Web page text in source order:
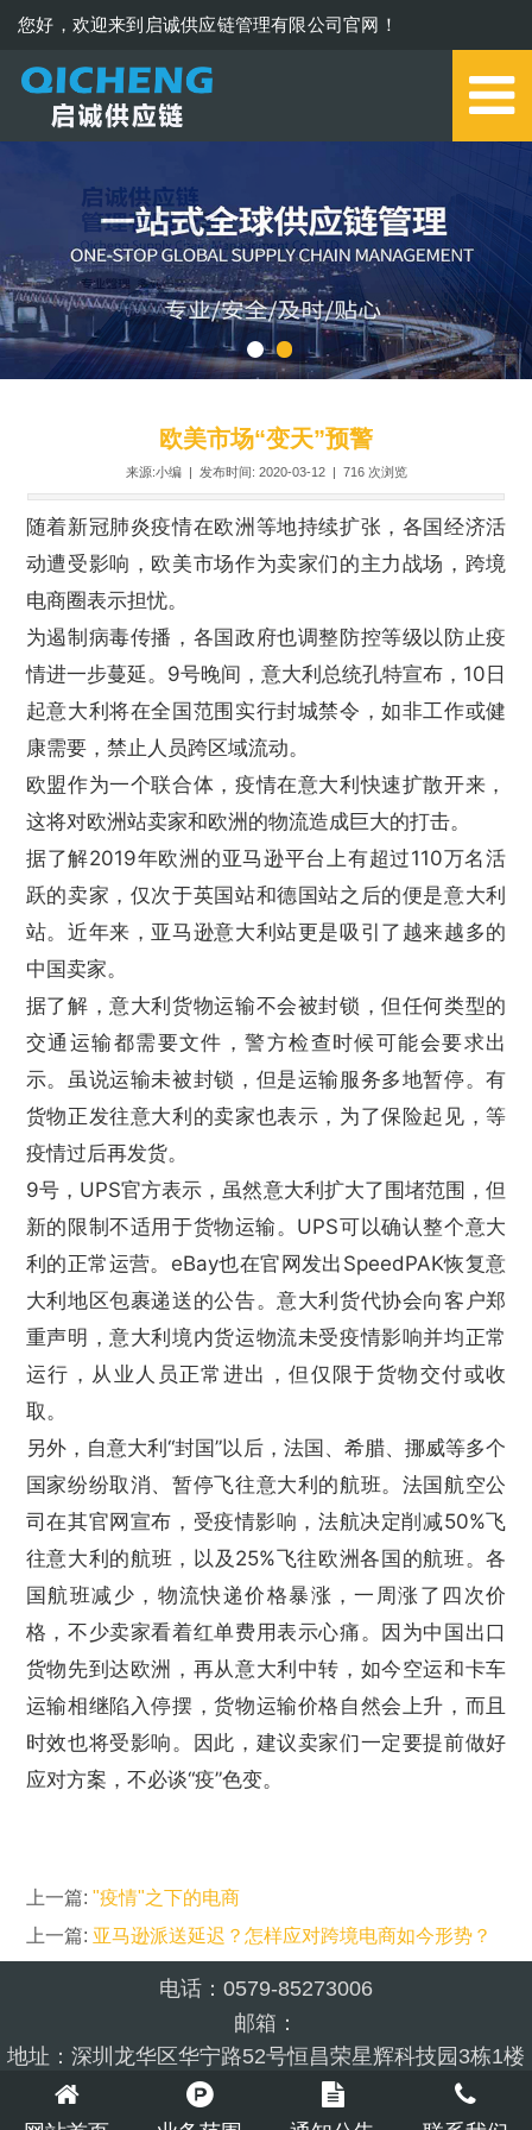
您好，欢迎来到启诚供应链管理有限公司官网！
0579-85273006
欧美市场“变天”预警
来源:小编 | 发布时间: 2020-03-12 | 716 次浏览
随着新冠肺炎疫情在欧洲等地持续扩张，各国经济活
动遭受影响，欧美市场作为卖家们的主力战场，跨境
电商圈表示担忧。
为遏制病毒传播，各国政府也调整防控等级以防止疫
情进一步蔓延。9号晚间，意大利总统孔特宣布，10日
起意大利将在全国范围实行封城禁令，如非工作或健
康需要，禁止人员跨区域流动。
欧盟作为一个联合体，疫情在意大利快速扩散开来，
这将对欧洲站卖家和欧洲的物流造成巨大的打击。
据了解2019年欧洲的亚马逊平台上有超过110万名活
跃的卖家，仅次于英国站和德国站之后的便是意大利
站。近年来，亚马逊意大利站更是吸引了越来越多的
中国卖家。
据了解，意大利货物运输不会被封锁，但任何类型的
交通运输都需要文件，警方检查时候可能会要求出
示。虽说运输未被封锁，但是运输服务多地暂停。有
货物正发往意大利的卖家也表示，为了保险起见，等
疫情过后再发货。
9号，UPS官方表示，虽然意大利扩大了围堵范围，但
新的限制不适用于货物运输。UPS可以确认整个意大
利的正常运营。eBay也在官网发出SpeedPAK恢复意
大利地区包裹递送的公告。意大利货代协会向客户郑
重声明，意大利境内货运物流未受疫情影响并均正常
运行，从业人员正常进出，但仅限于货物交付或收
取。
另外，自意大利“封国”以后，法国、希腊、挪威等多个
国家纷纷取消、暂停飞往意大利的航班。法国航空公
司在其官网宣布，受疫情影响，法航决定削减50%飞
往意大利的航班，以及25%飞往欧洲各国的航班。各
国航班减少，物流快递价格暴涨，一周涨了四次价
格，不少卖家看着红单费用表示心痛。因为中国出口
货物先到达欧洲，再从意大利中转，如今空运和卡车
运输相继陷入停摆，货物运输价格自然会上升，而且
时效也将受影响。因此，建议卖家们一定要提前做好
应对方案，不必谈“疫”色变。
上一篇: "疫情"之下的电商
上一篇: 亚马逊派送延迟？怎样应对跨境电商如今形势？
电话：0579-85273006
邮箱：
地址：深圳龙华区华宁路52号恒昌荣星辉科技园3栋1楼